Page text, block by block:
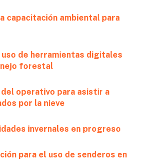
capacitación ambiental para
uso de herramientas digitales
forestal
operativo para asistir a
por la nieve
invernales en progreso
para el uso de senderos en